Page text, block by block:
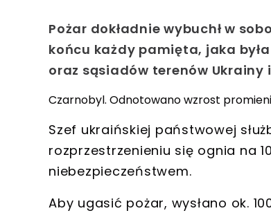
Pożar dokładnie wybuchł w
końcu każdy pamięta, jaka
oraz sąsiadów terenów Ukrainy
Czarnobyl. Odnotowano wzrost
Szef ukraińskiej państwowej
rozprzestrzenieniu się ognia na
niebezpieczeństwem.
Aby ugasić pożar, wysłano ok.